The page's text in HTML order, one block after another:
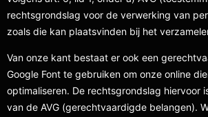
rechtsgrondslag voor de verwerking van
zoals die kan plaatsvinden bij het
Van onze kant bestaat er ook een
Google Font te gebruiken om onze online
optimaliseren. De rechtsgrondslag hiervoor
van de AVG (gerechtvaardigde belangen).